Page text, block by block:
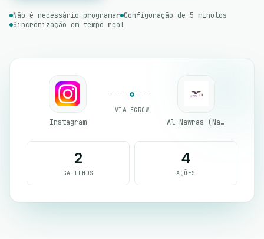
Não é necessário programar Configuração de 5 minutos
Sincronização em tempo real
Instagram
VIA EGROW
Al-Nawras (Nawris)
2
GATILHOS
4
AÇÕES